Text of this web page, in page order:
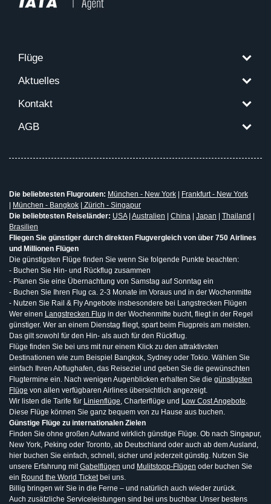
Flüge
Aktuelles
Kontakt
AGB
Die beliebtesten Flugrouten: München - New York
Frankfurt - New York
München - Bangkok
Zürich - Singapur
Die beliebtesten Reiseländer: USA| Australien China Japan Thailand
Brasilien
Fliegen Sie günstiger durch direkten Flugvergleich von über 750 Airlines
und Millionen Flügen
Die günstigsten Flüge finden Sie wenn Sie folgende Punkte beachten:
- Buchen Sie Hin- und Rückflug zusammen
- Planen Sie eine Übernachtung von Samstag auf Sonntag ein
- Buchen Sie Ihren Flug ca. 2-3 Monate im Voraus und in der Wochenmitte
- Nutzen Sie Rail & Fly Angebote insbesondere bei Langstrecken Flügen
Wer einen Langstrecken Flug in der Wochenmitte bucht, fliegt in der Regel
günstiger. Wer an einem Dienstag fliegt, spart beim Flugpreis am meisten.
Das gilt sowohl für den Hin- als auch für den Rückflug.
Flüge finden Sie bei uns mit nur einem Klick zu den attraktivsten
Destinationen wie zum Beispiel Bangkok, Sydney oder Tokio. Wählen Sie
einfach Ihren Abflughafen, das Reiseziel und geben Sie die gewünschten
Flugtermine ein. Nach wenigen Augenblicken erhalten Sie die günstigsten
Flüge von allen verfügbaren Airlines übersichtlich angezeigt.
Wir listen die Tarife für Linienflüge, Charterflüge und Low Cost Angebote.
Diese Flüge können Sie ganz bequem von zu Hause aus buchen.
Günstige Flüge zu internationalen Zielen
Finden Sie ohne großen Aufwand wirklich günstige Flüge. Ob nach Singapur,
New York, Peking oder Toronto, ab Deutschland oder auch ab dem Ausland,
hier buchen Sie einfach, schnell, sicher und jederzeit günstig. Nutzen Sie
unsere Erfahrung mitGabelflügen und Mulitstopp-Flügen oder buchen Sie
ein Round the World Ticketbei uns.
Billig bringen wir Sie in die Ferne – und natürlich auch wieder zurück.
Auch zusätzliche Serviceleistungen sind bei uns buchbar. Unser bestens